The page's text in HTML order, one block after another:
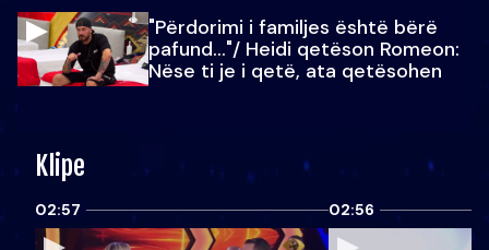
"Përdorimi i familjes është bërë
pafund…"/ Heidi qetëson Romeon:
Nëse ti je i qetë, ata qetësohen
Klipe
02:57 02:56